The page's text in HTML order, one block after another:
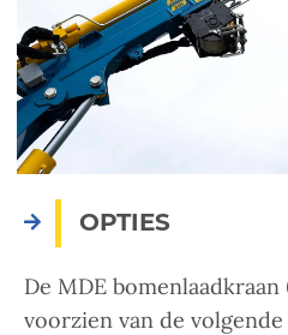
OPTIES
De MDE
voorzien van de